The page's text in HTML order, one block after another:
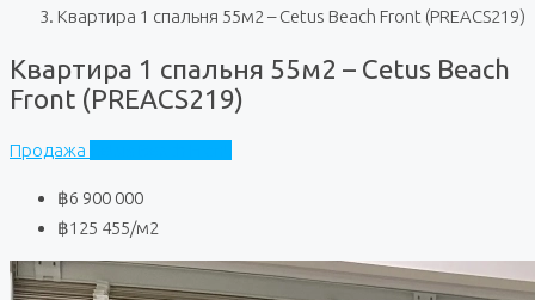
Квартира 1 спальня 55м2 – Cetus Beach Front (PREACS219)
Квартира 1 спальня 55м2 – Cetus Beach
Front (PREACS219)
Продажа
฿6 900 000
฿125 455/м2